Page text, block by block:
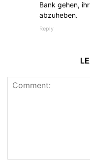
Bank gehen,
abzuheben.
Reply